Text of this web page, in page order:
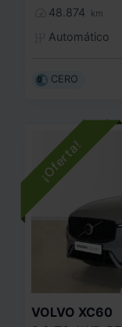
48.874 km
Automático
CERO
VOLVO XC60